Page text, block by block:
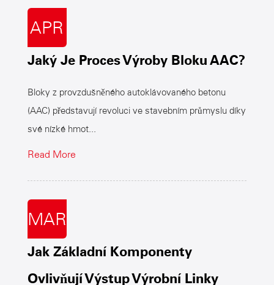
APR
Jaký Je Proces Výroby Bloku AAC?
Bloky z provzdušněného autoklávovaného betonu
(AAC) představují revoluci ve stavebním průmyslu díky
své nízké hmot...
Read More
MAR
Jak Základní Komponenty
Ovlivňují Výstup Výrobní Linky